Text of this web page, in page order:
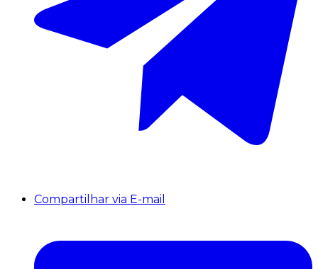
Compartilhar via E-mail